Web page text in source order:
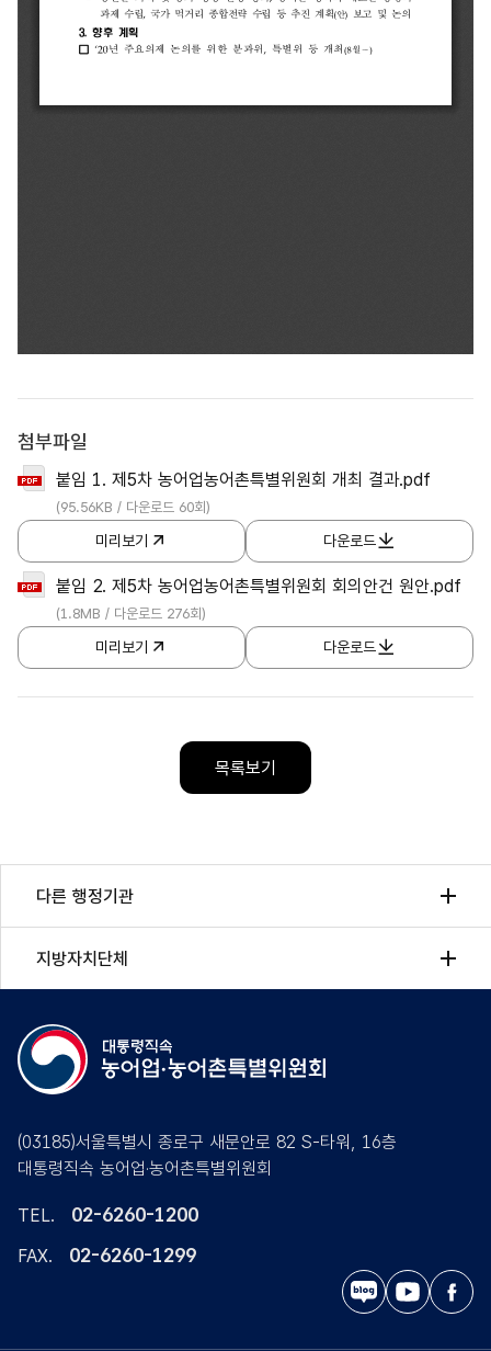
첨부파일
붙임 1. 제5차 농어업농어촌특별위원회 개최 결과.pdf
(95.56KB / 다운로드 60회)
미리보기 다운로드
붙임 2. 제5차 농어업농어촌특별위원회 회의안건 원안.pdf
(1.8MB / 다운로드 276회)
미리보기 다운로드
목록보기
다른 행정기관
지방자치단체
(03185)서울특별시 종로구 새문안로 82 S-타워, 16층
대통령직속 농어업·농어촌특별위원회
TEL. 02-6260-1200
FAX. 02-6260-1299
블
로
유
튜
페
이